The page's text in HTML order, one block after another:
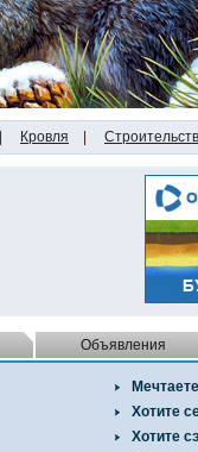
Кровля
Объявления
Хотите
Хотите